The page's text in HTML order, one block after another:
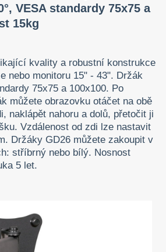
VESA standardy 75x75 a
15kg
kvality a robustní konstrukce
nebo monitoru 15" - 43". Držák
75x75 a 100x100. Po
můžete obrazovku otáčet na obě
naklápět nahoru a dolů, přetočit ji
Vzdálenost od zdi lze nastavit
Držáky GD26 můžete zakoupit v
stříbrný nebo bílý. Nosnost
5 let.